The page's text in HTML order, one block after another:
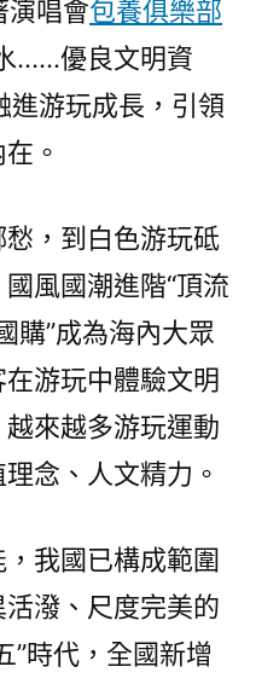
演唱會包養俱樂部
……優良文明資
游玩成長，引領
。
，到白色游玩砥
風國潮進階“頂流
購”成為海內大眾
游玩中體驗文明
來越多游玩運動
念、人文精力。
我國已構成範圍
潑、尺度完美的
”時代，全國新增